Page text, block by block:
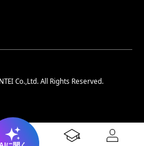
Co.,Ltd. All Rights Reserved.